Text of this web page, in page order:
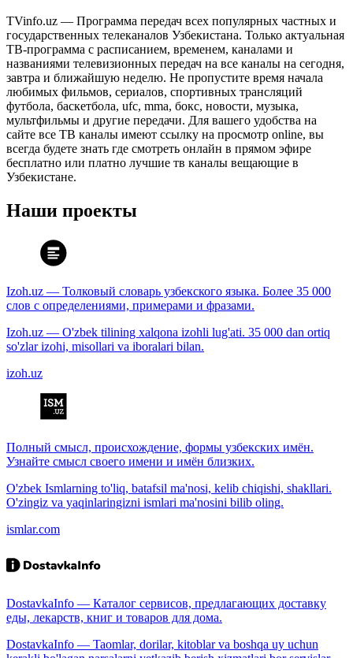
TVinfo.uz — Программа передач всех популярных частных и
государственных телеканалов Узбекистана. Только актуальная
ТВ-программа с расписанием, временем, каналами и
названиями телевизионных передач на все каналы на сегодня,
завтра и ближайшую неделю. Не пропустите время начала
любимых фильмов, сериалов, спортивных трансляций
футбола, баскетбола, ufc, mma, бокс, новости, музыка,
мультфильмы и другие передачи. Для вашего удобства на
сайте все ТВ каналы имеют ссылку на просмотр online, вы
всегда будете знать где смотреть онлайн в прямом эфире
бесплатно или платно лучшие тв каналы вещающие в
Узбекистане.
Наши проекты
Izoh.uz — Толковый словарь узбекского языка. Более 35 000
слов с определениями, примерами и фразами.
Izoh.uz — O'zbek tilining xalqona izohli lug'ati. 35 000 dan ortiq
so'zlar izohi, misollari va iboralari bilan.
izoh.uz
Полный смысл, происхождение, формы узбекских имён.
Узнайте смысл своего имени и имён близких.
O'zbek Ismlarning to'liq, batafsil ma'nosi, kelib chiqishi, shakllari.
O'zingiz va yaqinlaringizni ismlari ma'nosini bilib oling.
ismlar.com
DostavkaInfo — Каталог сервисов, предлагающих доставку
еды, лекарств, книг и товаров для дома.
DostavkaInfo — Taomlar, dorilar, kitoblar va boshqa uy uchun